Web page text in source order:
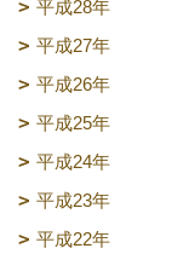
平成28年
平成27年
平成26年
平成25年
平成24年
平成23年
平成22年